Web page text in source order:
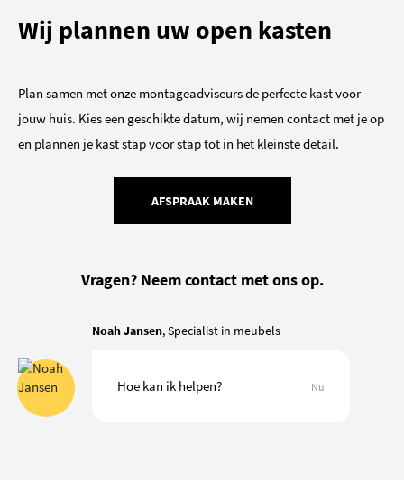
Wij plannen uw open kasten
Plan samen met onze montageadviseurs de perfecte kast voor
jouw huis. Kies een geschikte datum, wij nemen contact met je op
en plannen je kast stap voor stap tot in het kleinste detail.
AFSPRAAK MAKEN
Vragen? Neem contact met ons op.
Noah Jansen, Specialist in meubels
Hoe kan ik helpen? Nu